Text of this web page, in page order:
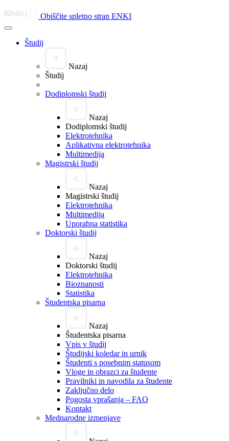
Obiščite spletno stran ENKI
Študij
Nazaj
Študij
Dodiplomski študij
Nazaj
Dodiplomski študij
Elektrotehnika
Aplikativna elektrotehnika
Multimedija
Magistrski študij
Nazaj
Magistrski študij
Elektrotehnika
Multimedija
Uporabna statistika
Doktorski študij
Nazaj
Doktorski študij
Elektrotehnika
Bioznanosti
Statistika
Študentska pisarna
Nazaj
Študentska pisarna
Vpis v študij
Študijski koledar in urnik
Študenti s posebnim statusom
Vloge in obrazci za študente
Pravilniki in navodila za študente
Zaključno delo
Pogosta vprašanja – FAQ
Kontakt
Mednarodne izmenjave